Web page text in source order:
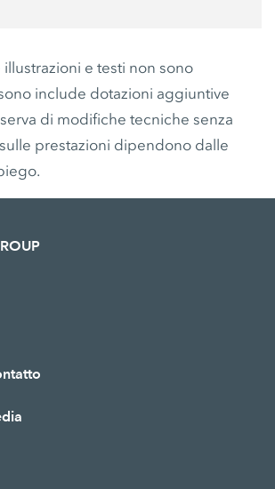
illustrazioni e testi non sono
include dotazioni aggiuntive
di modifiche tecniche senza
prestazioni dipendono dalle